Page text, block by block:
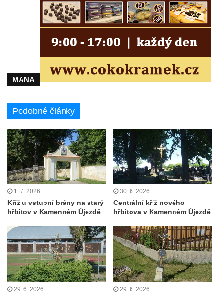
nad Nisou
Misijní kříž na kostele svatého Václava v
Rychnově u Jablonce nad Nisou
Kříž u rozcestí u domu čp. 53 v Maršovicích
Centrální kříž hřbitova v Krásné u Pěnčína
zámku v Teplicích nad Metují
nad Metují
Kříž před kostelem Panny Marie Pomocné v
Teplicích nad Metují
Kříž na hřbitově v Teplicích nad Metují
Boží muka nad pramenem U svatého
Antoníčka v Teplicích nad Metují
Polici nad Metují
Pánův kříž v Broumovských stěnách
Machovský kříž v Broumovských stěnách
Kříž u domu čp. 113 na Vlčí Hoře
MANA
Podobné články
1. 7. 2026
Kříž u vstupní brány na starý
hřbitov v Kamenném Újezdě
30. 6. 2026
Centrální kříž nového
hřbitova v Kamenném Újezdě
29. 6. 2026 29. 6. 2026